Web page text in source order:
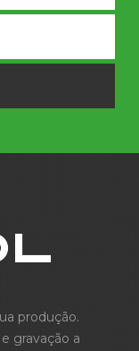
produção.
gravação a